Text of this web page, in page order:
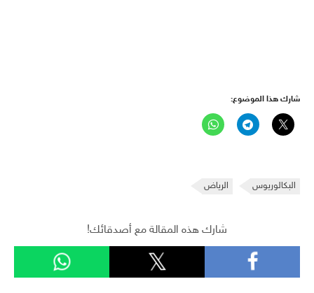
شارك هذا الموضوع:
البكالوريوس الرياض
شارك هذه المقالة مع أصدقائك!